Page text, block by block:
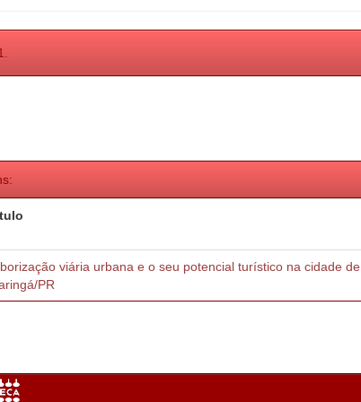
viária urbana e o seu potencial turístico na cidade de
PR